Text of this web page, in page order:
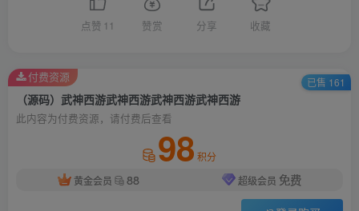
点赞 11 赞赏 分享 收藏
（源码）武神西游武神西游武神西游武神西游
此内容为付费资源，请付费后查看
98 积分
黄金会员
88 超级会员 免费
付费资源 已售 161